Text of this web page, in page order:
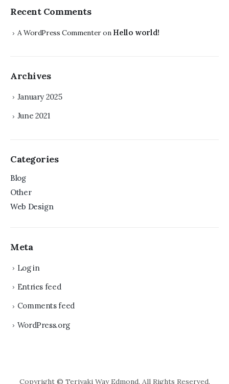
Recent Comments
A WordPress Commenteron Hello world!
Archives
January 2025
June 2021
Categories
Blog
Other
Web Design
Meta
Log in
Entries feed
Comments feed
WordPress.org
Copyright © Teriyaki Way Edmond. All Rights Reserved.